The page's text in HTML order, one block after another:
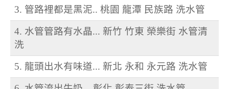
3. 管路裡都是黑泥.. 桃園 龍潭 民族路 洗水管
4. 水管管路有水晶... 新竹 竹東 榮樂街 水管清
洗
5. 龍頭出水有味道... 新北 永和 永元路 洗水管